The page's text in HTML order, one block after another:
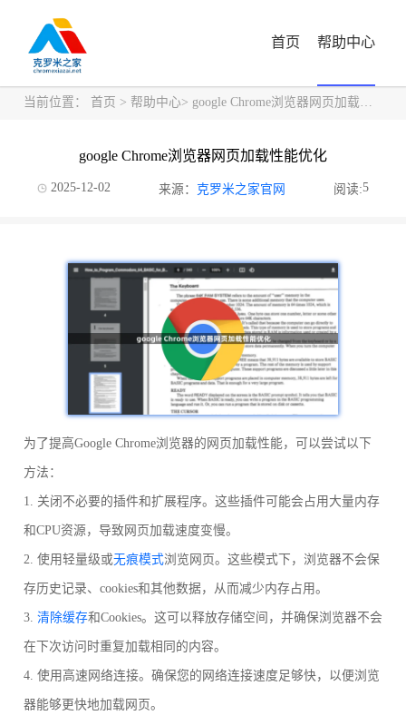
首页 帮助中心
当前位置： 首页 > 帮助中心> google Chrome浏览器网页加载性能优化
google Chrome浏览器网页加载性能优化
2025-12-02 来源： 克罗米之家官网 阅读:5
为了提高Google Chrome浏览器的网页加载性能，可以尝试以下
方法：
1. 关闭不必要的插件和扩展程序。这些插件可能会占用大量内存
和CPU资源，导致网页加载速度变慢。
2. 使用轻量级或无痕模式浏览网页。这些模式下，浏览器不会保
存历史记录、cookies和其他数据，从而减少内存占用。
3. 清除缓存和Cookies。这可以释放存储空间，并确保浏览器不会
在下次访问时重复加载相同的内容。
4. 使用高速网络连接。确保您的网络连接速度足够快，以便浏览
器能够更快地加载网页。